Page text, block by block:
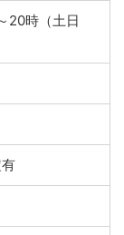
20時（土日